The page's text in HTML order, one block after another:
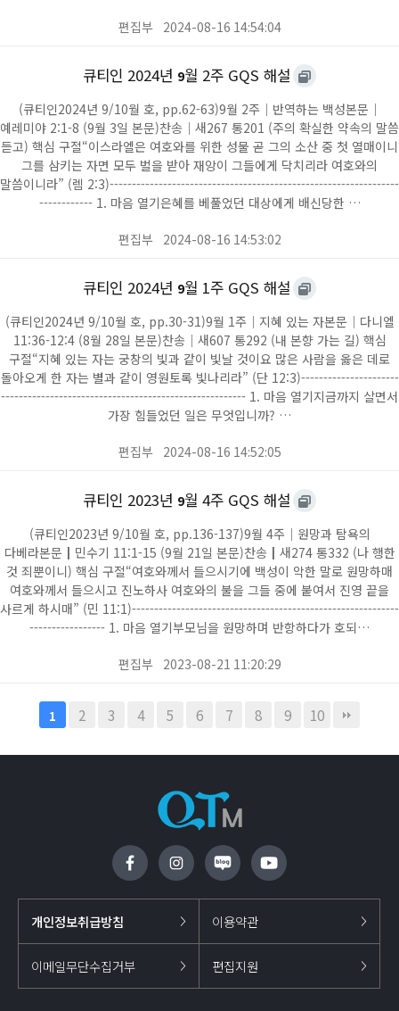
편집부 2024-08-16 14:54:04
큐티인 2024년 9월 2주 GQS 해설
(큐티인2024년 9/10월 호, pp.62-63)9월 2주｜반역하는 백성본문｜
예레미야 2:1-8 (9월 3일 본문)찬송｜새267 통201 (주의 확실한 약속의 말씀
듣고) 핵심 구절“이스라엘은 여호와를 위한 성물 곧 그의 소산 중 첫 열매이니
그를 삼키는 자면 모두 벌을 받아 재앙이 그들에게 닥치리라 여호와의
말씀이니라” (렘 2:3)-----------------------------------------------------------------
------------ 1. 마음 열기은혜를 베풀었던 대상에게 배신당한 …
편집부 2024-08-16 14:53:02
큐티인 2024년 9월 1주 GQS 해설
(큐티인2024년 9/10월 호, pp.30-31)9월 1주｜지혜 있는 자본문｜다니엘
11:36-12:4 (8월 28일 본문)찬송｜새607 통292 (내 본향 가는 길) 핵심
구절“지혜 있는 자는 궁창의 빛과 같이 빛날 것이요 많은 사람을 옳은 데로
돌아오게 한 자는 별과 같이 영원토록 빛나리라” (단 12:3)----------------------
------------------------------------------------------- 1. 마음 열기지금까지 살면서
가장 힘들었던 일은 무엇입니까? …
편집부 2024-08-16 14:52:05
큐티인 2023년 9월 4주 GQS 해설
(큐티인2023년 9/10월 호, pp.136-137)9월 4주｜원망과 탐욕의
다베라본문┃민수기 11:1-15 (9월 21일 본문)찬송┃새274 통332 (나 행한
것 죄뿐이니) 핵심 구절“여호와께서 들으시기에 백성이 악한 말로 원망하매
여호와께서 들으시고 진노하사 여호와의 불을 그들 중에 붙여서 진영 끝을
사르게 하시매” (민 11:1)------------------------------------------------------------
----------------- 1. 마음 열기부모님을 원망하며 반항하다가 호되…
편집부 2023-08-21 11:20:29
1 2 3 4 5 6 7 8 9 10
개인정보취급방침 이용약관
이메일무단수집거부 편집지원